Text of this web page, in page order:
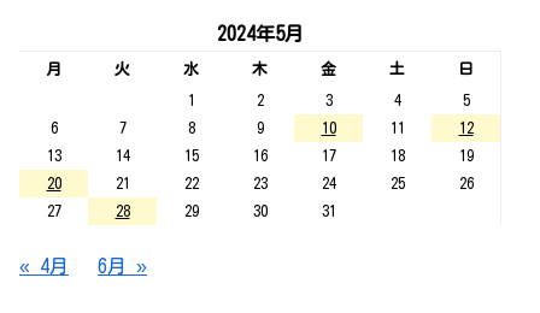
2024年5月
月 火 水 木 金 土
日
1
2 3 4
5
6
7 8 9 10 11
12
13
14 15 16 17 18
19
20
21 22 23 24 25
26
27
28 29 30 31
« 4月 6月 »